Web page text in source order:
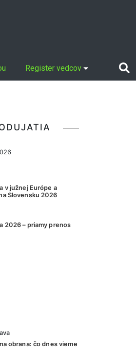
Register vedcov
v južnej Európe a
Slovensku 2026
2026 – priamy prenos
obrana: čo dnes vieme